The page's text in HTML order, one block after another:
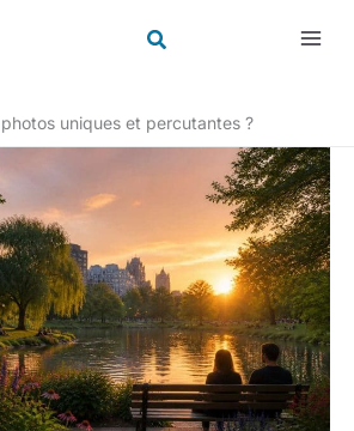
uniques et percutantes ?